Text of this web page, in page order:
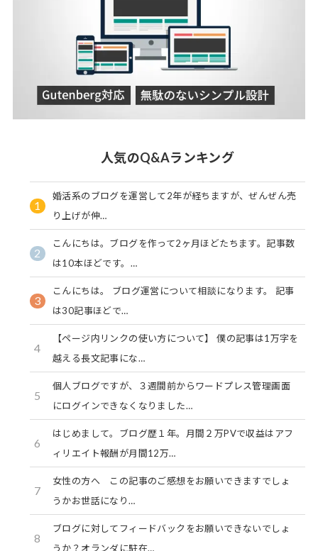
人気のQ&Aランキング
1
婚活系のブログを運営して2年が経ちますが、ぜんぜん売
り上げが伸…
2
こんにちは。ブログを作って2ヶ月ほどたちます。記事数
は10本ほどです。…
3
こんにちは。 ブログ運営について相談になります。 記事
は30記事ほどで…
4
【ページ内リンクの使い方について】 僕の記事は1万字を
越える長文記事にな…
5
個人ブログですが、３週間前からワードプレス管理画面
にログインできなくなりました…
6
はじめまして。ブログ歴１年。月間２万PVで収益はアフ
ィリエイト報酬が月間12万…
7
女性の方へ この記事のご感想をお願いできますでしょ
うかお世話になり…
8
ブログに対してフィードバックをお願いできないでしょ
うか？オランダに駐在…